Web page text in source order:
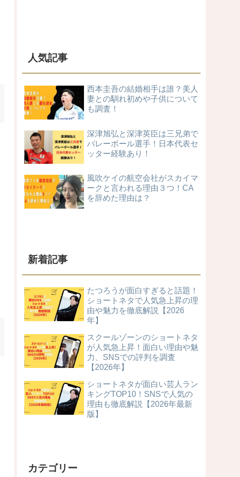
人気記事
西本圭吾の結婚相手は誰？美人
妻との馴れ初めや子供について
も調査！
深津旭弘と深津英臣は三兄弟で
バレーボール選手！日本代表セ
ッター経験あり！
風吹ケイの航空会社がスカイマ
ークと言われる理由３つ！CA
を辞めた理由は？
新着記事
たつろうが面白すぎると話題！
ショートネタで人気急上昇の理
由や魅力を徹底解説【2026
年】
スクールゾーンのショートネタ
が人気急上昇！面白い理由や魅
力、SNSでの評判を調査
【2026年】
ショートネタが面白い芸人ラン
キングTOP10！SNSで人気の
理由も徹底解説【2026年最新
版】
カテゴリー